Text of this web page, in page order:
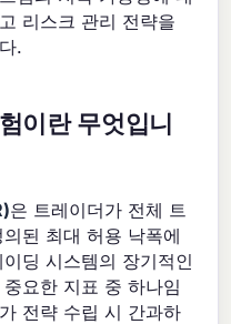
리스크 관리 전략을
.
이란 무엇입니
은 트레이더가 전체 트
된 최대 허용 낙폭에
딩 시스템의 장기적인
요한 지표 중 하나임
전략 수립 시 간과하